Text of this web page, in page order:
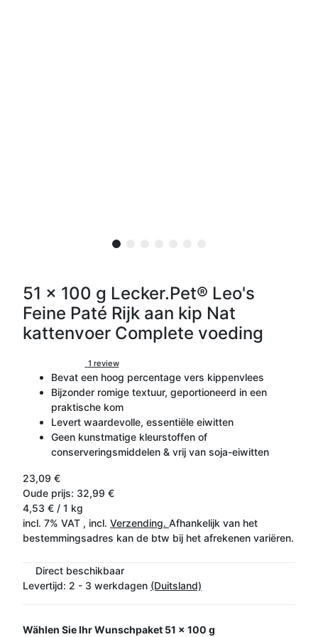
51 x 100 g Lecker.Pet® Leo's
Feine Paté Rijk aan kip Nat
kattenvoer Complete voeding
1 review
Bevat een hoog percentage vers kippenvlees
Bijzonder romige textuur, geportioneerd in een
praktische kom
Levert waardevolle, essentiële eiwitten
Geen kunstmatige kleurstoffen of
conserveringsmiddelen & vrij van soja-eiwitten
23,09 €
Oude prijs: 32,99 €
4,53 € / 1 kg
incl. 7% VAT , incl. Verzending. Afhankelijk van het
bestemmingsadres kan de btw bij het afrekenen variëren.
Direct beschikbaar
Levertijd: 2 - 3 werkdagen (Duitsland)
Wählen Sie Ihr Wunschpaket 51 x 100 g